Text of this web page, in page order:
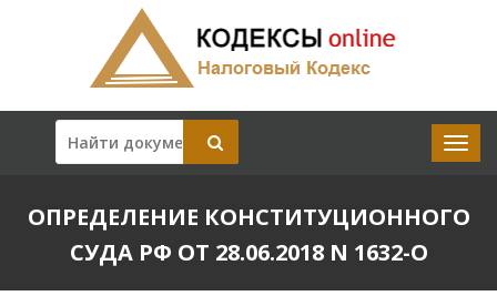
ОПРЕДЕЛЕНИЕ КОНСТИТУЦИОННОГО
СУДА РФ ОТ 28.06.2018 N 1632-О